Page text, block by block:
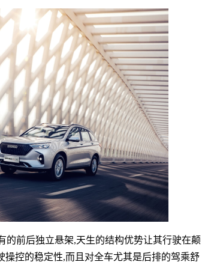
的前后独立悬架,天生的结构优势让其行驶在颠
操控的稳定性,而且对全车尤其是后排的驾乘舒